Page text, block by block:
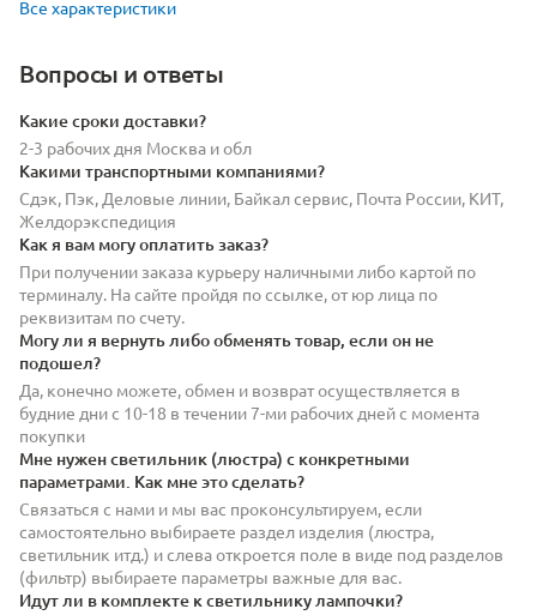
Все характеристики
Вопросы и ответы
Какие сроки доставки?
2-3 рабочих дня Москва и обл
Какими транспортными компаниями?
Сдэк, Пэк, Деловые линии, Байкал сервис, Почта России, КИТ,
Желдорэкспедиция
Как я вам могу оплатить заказ?
При получении заказа курьеру наличными либо картой по
терминалу. На сайте пройдя по ссылке, от юр лица по
реквизитам по счету.
Могу ли я вернуть либо обменять товар, если он не
подошел?
Да, конечно можете, обмен и возврат осуществляется в
будние дни с 10-18 в течении 7-ми рабочих дней с момента
покупки
Мне нужен светильник (люстра) с конкретными
параметрами. Как мне это сделать?
Связаться с нами и мы вас проконсультируем, если
самостоятельно выбираете раздел изделия (люстра,
светильник итд.) и слева откроется поле в виде под разделов
(фильтр) выбираете параметры важные для вас.
Идут ли в комплекте к светильнику лампочки?